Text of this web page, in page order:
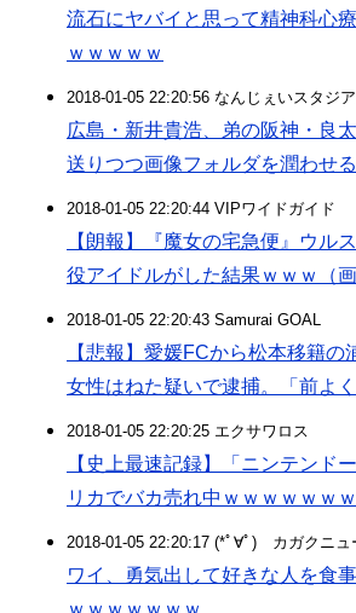
流石にヤバイと思って精神科心
ｗｗｗｗｗ
2018-01-05 22:20:56 なんじぇいスタジ
広島・新井貴浩、弟の阪神・良
送りつつ画像フォルダを潤わせる
2018-01-05 22:20:44 VIPワイドガイド
【朗報】『魔女の宅急便』ウル
役アイドルがした結果ｗｗｗ（画
2018-01-05 22:20:43 Samurai GOAL
【悲報】愛媛FCから松本移籍の
女性はねた疑いで逮捕。「前よく
2018-01-05 22:20:25 エクサワロス
【史上最速記録】「ニンテンド
リカでバカ売れ中ｗｗｗｗｗｗ
2018-01-05 22:20:17 (*ﾟ∀ﾟ)ゞカガクニュ
ワイ、勇気出して好きな人を食
ｗｗｗｗｗｗｗ